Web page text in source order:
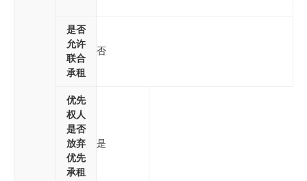
是否
允许
联合
承租
否
优先
权人
是否
放弃
优先
承租
是